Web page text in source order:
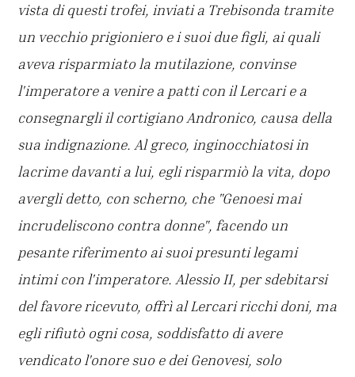
vista di questi trofei, inviati a Trebisonda tramite
un vecchio prigioniero e i suoi due figli, ai quali
aveva risparmiato la mutilazione, convinse
l'imperatore a venire a patti con il Lercari e a
consegnargli il cortigiano Andronico, causa della
sua indignazione. Al greco, inginocchiatosi in
lacrime davanti a lui, egli risparmiò la vita, dopo
avergli detto, con scherno, che "Genoesi mai
incrudeliscono contra donne", facendo un
pesante riferimento ai suoi presunti legami
intimi con l'imperatore. Alessio II, per sdebitarsi
del favore ricevuto, offrì al Lercari ricchi doni, ma
egli rifiutò ogni cosa, soddisfatto di avere
vendicato l'onore suo e dei Genovesi, solo